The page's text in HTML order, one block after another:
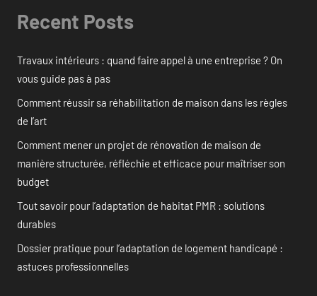
Recent Posts
Travaux intérieurs : quand faire appel à une entreprise ? On
vous guide pas à pas
Comment réussir sa réhabilitation de maison dans les règles
de l’art
Comment mener un projet de rénovation de maison de
manière structurée, réfléchie et efficace pour maîtriser son
budget
Tout savoir pour l’adaptation de habitat PMR : solutions
durables
Dossier pratique pour l’adaptation de logement handicapé :
astuces professionnelles